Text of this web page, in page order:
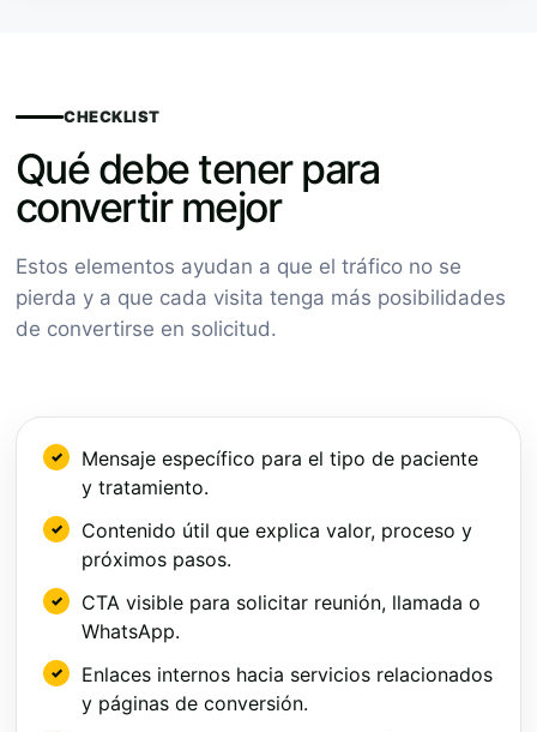
CHECKLIST
Qué debe tener para
convertir mejor
Estos elementos ayudan a que el tráfico no se
pierda y a que cada visita tenga más posibilidades
de convertirse en solicitud.
Mensaje específico para el tipo de paciente
y tratamiento.
Contenido útil que explica valor, proceso y
próximos pasos.
CTA visible para solicitar reunión, llamada o
WhatsApp.
Enlaces internos hacia servicios relacionados
y páginas de conversión.